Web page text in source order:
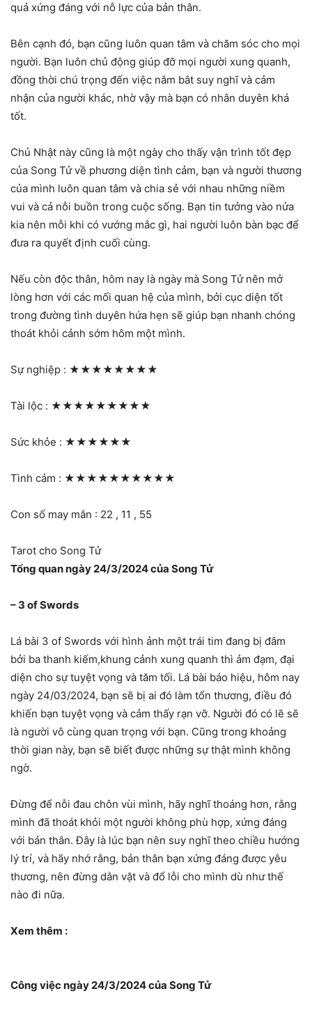
quả xứng đáng với nỗ lực của bản thân.
Bên cạnh đó, bạn cũng luôn quan tâm và chăm sóc cho mọi
người. Bạn luôn chủ động giúp đỡ mọi người xung quanh,
đồng thời chú trọng đến việc nắm bắt suy nghĩ và cảm
nhận của người khác, nhờ vậy mà bạn có nhân duyên khá
tốt.
Chủ Nhật này cũng là một ngày cho thấy vận trình tốt đẹp
của Song Tử về phương diện tình cảm, bạn và người thương
của mình luôn quan tâm và chia sẻ với nhau những niềm
vui và cả nỗi buồn trong cuộc sống. Bạn tin tưởng vào nửa
kia nên mỗi khi có vướng mắc gì, hai người luôn bàn bạc để
đưa ra quyết định cuối cùng.
Nếu còn độc thân, hôm nay là ngày mà Song Tử nên mở
lòng hơn với các mối quan hệ của mình, bởi cục diện tốt
trong đường tình duyên hứa hẹn sẽ giúp bạn nhanh chóng
thoát khỏi cảnh sớm hôm một mình.
Sự nghiệp : ★★★★★★★★
Tài lộc : ★★★★★★★★★
Sức khỏe : ★★★★★★
Tình cảm : ★★★★★★★★★★
Con số may mắn : 22 , 11 , 55
Tarot cho Song Tử
Tổng quan ngày 24/3/2024 của Song Tử
– 3 of Swords
Lá bài 3 of Swords với hình ảnh một trái tim đang bị đâm
bởi ba thanh kiếm,khung cảnh xung quanh thì ảm đạm, đại
diện cho sự tuyệt vọng và tăm tối. Lá bài báo hiệu, hôm nay
ngày 24/03/2024, bạn sẽ bị ai đó làm tổn thương, điều đó
khiến bạn tuyệt vọng và cảm thấy rạn vỡ. Người đó có lẽ sẽ
là người vô cùng quan trọng với bạn. Cũng trong khoảng
thời gian này, bạn sẽ biết được những sự thật mình không
ngờ.
Đừng để nỗi đau chôn vùi mình, hãy nghĩ thoáng hơn, rằng
mình đã thoát khỏi một người không phù hợp, xứng đáng
với bản thân. Đây là lúc bạn nên suy nghĩ theo chiều hướng
lý trí, và hãy nhớ rằng, bản thân bạn xứng đáng được yêu
thương, nên đừng dằn vặt và đổ lỗi cho mình dù như thế
nào đi nữa.
Xem thêm :
Công việc ngày 24/3/2024 của Song Tử